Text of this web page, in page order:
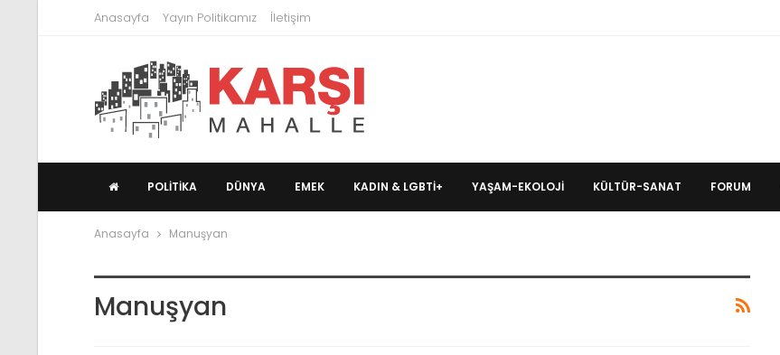
Anasayfa Yayın Politikamız İletişim
POLITIKA DÜNYA EMEK KADIN & LGBTİ+ YAŞAM-EKOLOJI KÜLTÜR-SANAT FORUM
Anasayfa Manuşyan
Manuşyan